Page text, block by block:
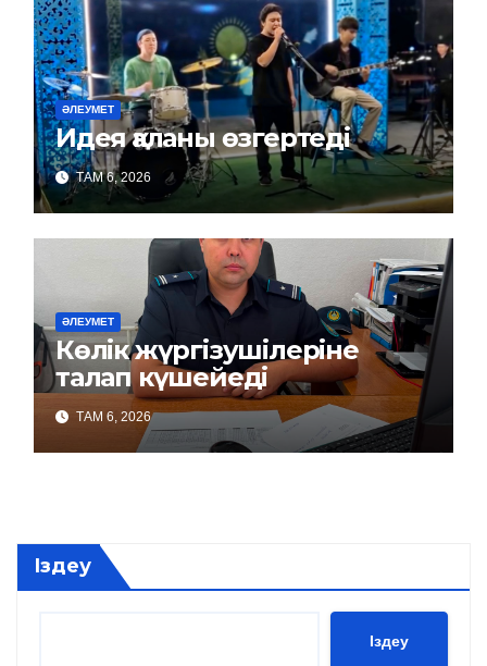
ӘЛЕУМЕТ
Идея қаланы өзгертеді
ТАМ 6, 2026
ӘЛЕУМЕТ
Көлік жүргізушілеріне
талап күшейеді
ТАМ 6, 2026
Іздеу
Іздеу